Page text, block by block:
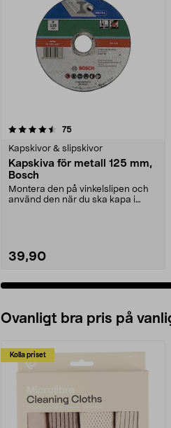
75recensioner
Kapskivor & slipskivor
Kapskiva för metall 125 mm,
Bosch
Montera den på vinkelslipen och
använd den när du ska kapa i
39,90
4.5 av 5 stjärnor
Ovanligt bra pris på
Kolla priset